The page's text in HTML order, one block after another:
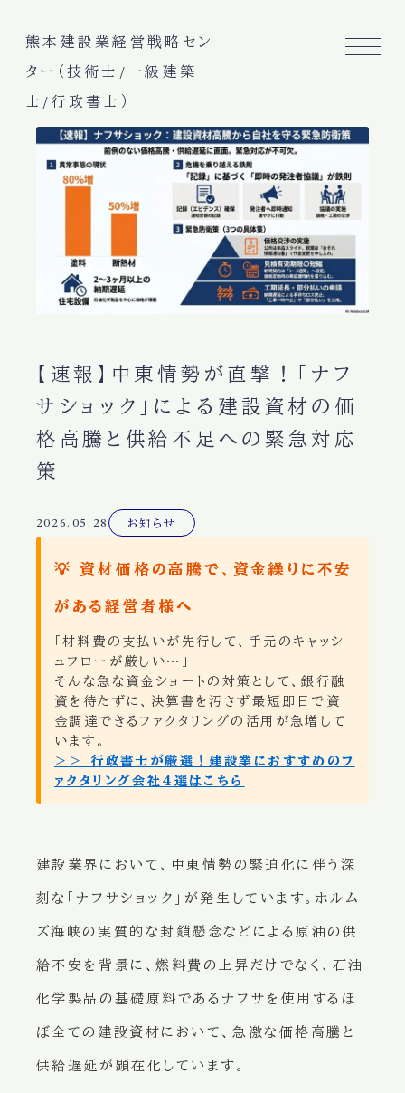
熊本建設業経営戦略セン
ター（技術士/一級建築
士/行政書士）
【速報】中東情勢が直撃！「ナフ
サショック」による建設資材の価
格高騰と供給不足への緊急対応
策
2026.05.28 お知らせ
💡 資材価格の高騰で、資金繰りに不安
がある経営者様へ
「材料費の支払いが先行して、手元のキャッシ
ュフローが厳しい…」
そんな急な資金ショートの対策として、銀行融
資を待たずに、決算書を汚さず最短即日で資
金調達できるファクタリングの活用が急増して
います。
＞＞ 行政書士が厳選！建設業におすすめのフ
ァクタリング会社4選はこちら
建設業界において、中東情勢の緊迫化に伴う深
刻な「ナフサショック」が発生しています。ホルム
ズ海峡の実質的な封鎖懸念などによる原油の供
給不安を背景に、燃料費の上昇だけでなく、石油
化学製品の基礎原料であるナフサを使用するほ
ぼ全ての建設資材において、急激な価格高騰と
供給遅延が顕在化しています。